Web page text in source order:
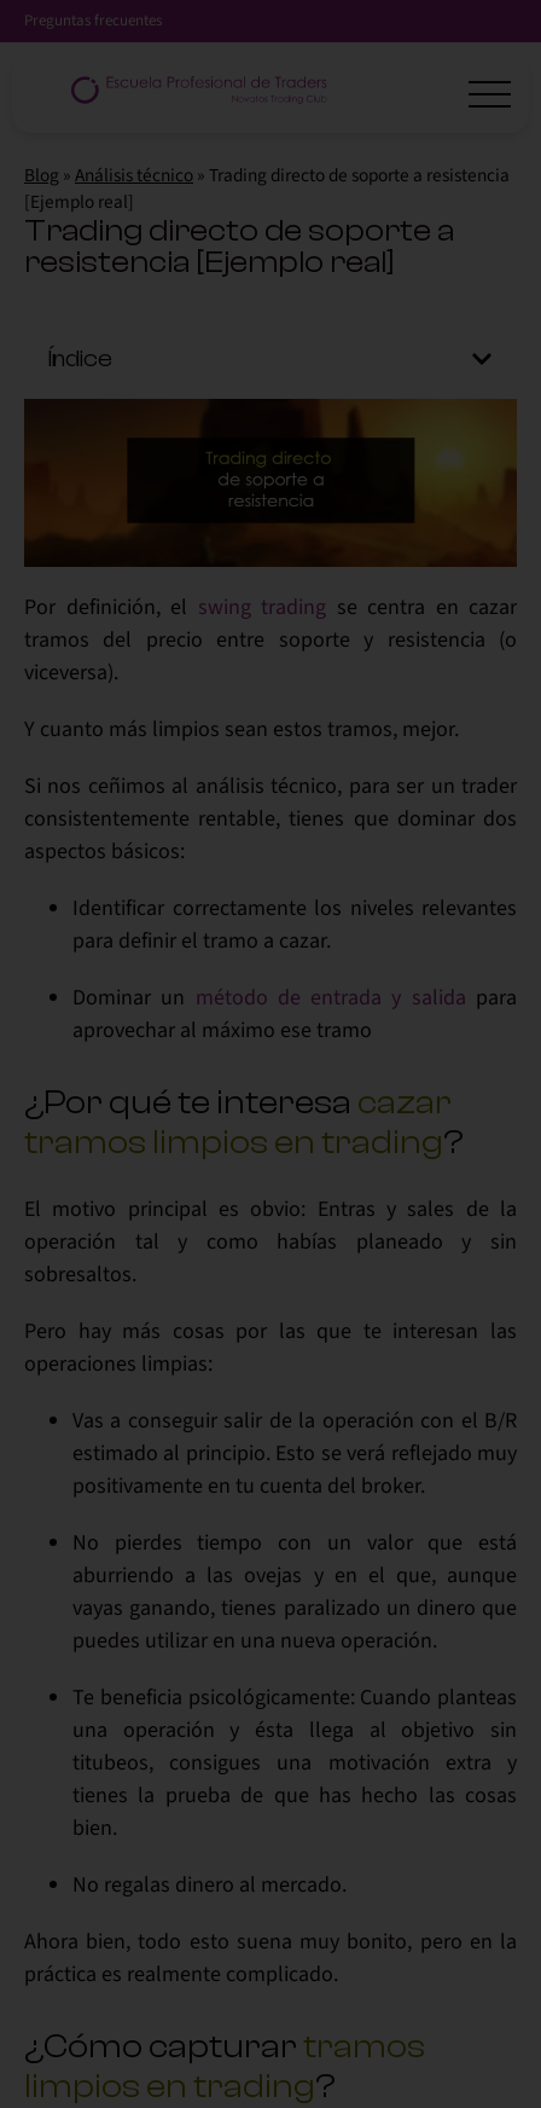
Preguntas frecuentes
Blog »Análisis técnico»Trading directo de soporte a resistencia
[Ejemplo real]
Trading directo de soporte a
resistencia [Ejemplo real]
Índice
Por definición, el swing trading se centra en cazar
tramos del precio entre soporte y resistencia (o
viceversa).
Y cuanto más limpios sean estos tramos, mejor.
Si nos ceñimos al análisis técnico, para ser un trader
consistentemente rentable, tienes que dominar dos
aspectos básicos:
Identificar correctamente los niveles relevantes
para definir el tramo a cazar.
Dominar un método de entrada y salida para
aprovechar al máximo ese tramo
¿Por qué te interesa cazar
tramos limpios en trading?
El motivo principal es obvio: Entras y sales de la
operación tal y como habías planeado y sin
sobresaltos.
Pero hay más cosas por las que te interesan las
operaciones limpias:
Vas a conseguir salir de la operación con el B/R
estimado al principio. Esto se verá reflejado muy
positivamente en tu cuenta del broker.
No pierdes tiempo con un valor que está
aburriendo a las ovejas y en el que, aunque
vayas ganando, tienes paralizado un dinero que
puedes utilizar en una nueva operación.
Te beneficia psicológicamente: Cuando planteas
una operación y ésta llega al objetivo sin
titubeos, consigues una motivación extra y
tienes la prueba de que has hecho las cosas
bien.
No regalas dinero al mercado.
Ahora bien, todo esto suena muy bonito, pero en la
práctica es realmente complicado.
¿Cómo capturartramos
limpios en trading?